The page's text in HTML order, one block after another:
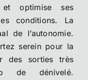
optimise ses
conditions. La
de l’autonomie.
serein pour la
des sorties très
de dénivelé.